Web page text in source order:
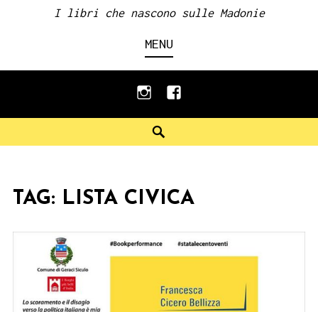
I libri che nascono sulle Madonie
MENU
instagramfacebook
TAG: LISTA CIVICA